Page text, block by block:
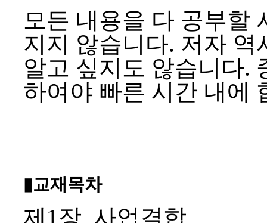
모든 내용을 다 공부할
지지 않습니다. 저자
알고 싶지도 않습니다.
하여야 빠른 시간 내에
▮교재목차
제1장 사업결합